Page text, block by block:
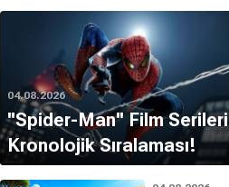
04.08.2026
''Spider-Man'' Film Serileri
Kronolojik Sıralaması!